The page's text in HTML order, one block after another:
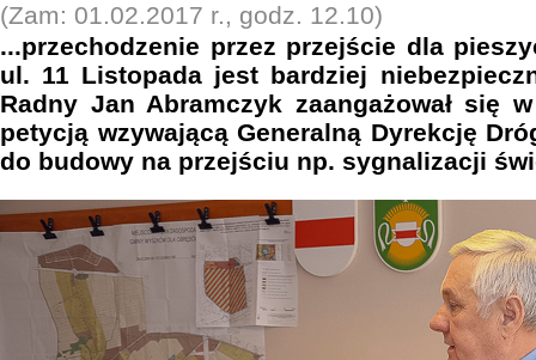
(Zam: 01.02.2017 r., godz. 12.10)
...przechodzenie przez przejście dla
ul. 11 Listopada jest bardziej
Radny Jan Abramczyk zaangażował się
petycją wzywającą Generalną Dyrekcję
do budowy na przejściu np. sygnalizacji